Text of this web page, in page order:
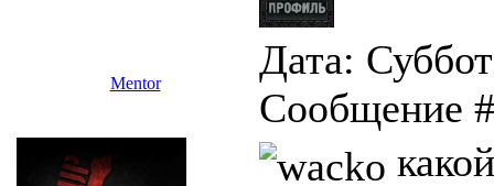
Mentor
Дата:
Сообщение